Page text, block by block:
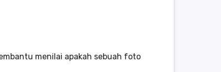
menilai apakah sebuah foto